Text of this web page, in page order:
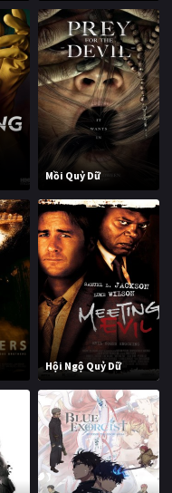
Mồi Quỷ Dữ
Hội Ngộ Quỷ Dữ